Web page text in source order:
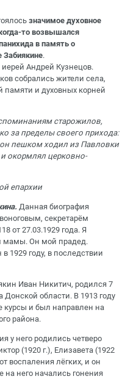
значимое духовное
то возвышался
в память о
.
Андрей Кузнецов.
собрались жители села,
памяти и духовных корней
старожилов,
за пределы своего прихода:
пешком ходил из Павловки
окормлял церковно-
епархии
Данная биография
секретарём
от 27.03.1929 года. Я
мамы. Он мой прадед.
1929 году, в последствии
Иван Никитич, родился 7
Донской области. В 1913 году
курсы и был направлен на
района.
у него родились четверо
(1920 г.), Елизавета (1922
воспаления лёгких, и он
на него начались гонения